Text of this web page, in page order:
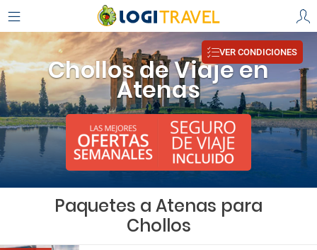
Chollos de Viaje en
Atenas
VER CONDICIONES
Paquetes a Atenas para
Chollos